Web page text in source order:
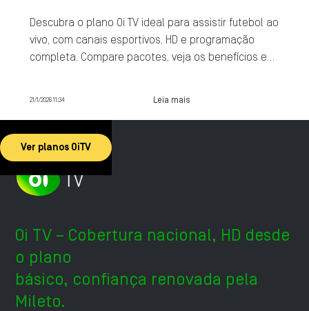
Descubra o plano Oi TV ideal para assistir futebol ao
vivo, com canais esportivos, HD e programação
completa. Compare pacotes, veja os benefícios e
21/1/2026 11:34 Leia mais
Ver planos OiTV
Oi TV – Cobertura nacional, HD desde
o plano
básico, confiança renovada pela
Mileto.